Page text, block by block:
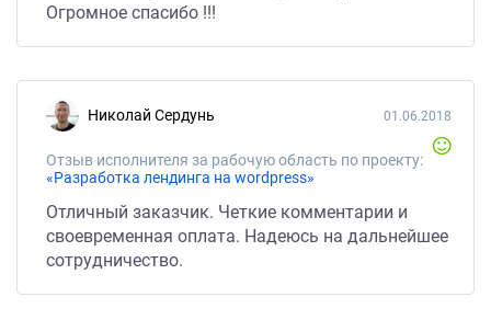
Огромное спасибо !!!
Николай Сердунь
Отзыв исполнителя за рабочую область по проекту:
«Разработка лендинга на wordpress»
01.06.2018
Отличный заказчик. Четкие комментарии и
своевременная оплата. Надеюсь на дальнейшее
сотрудничество.